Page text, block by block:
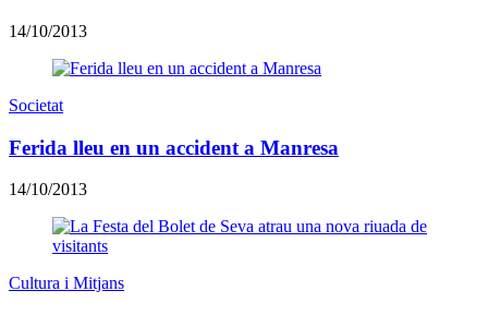
14/10/2013
Societat
Ferida lleu en un accident a Manresa
14/10/2013
Cultura i Mitjans